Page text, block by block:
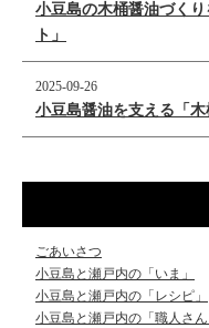
小豆島の木桶醤油づく
ト」
2025-09-26
小豆島醤油を支える「木
ごあいさつ
小豆島と瀬戸内の「いま」
小豆島と瀬戸内の「レシピ」
小豆島と瀬戸内の「職人さん